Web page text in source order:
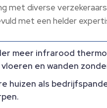
met diverse
met een helder
meer infrarood
en wanden
huizen als